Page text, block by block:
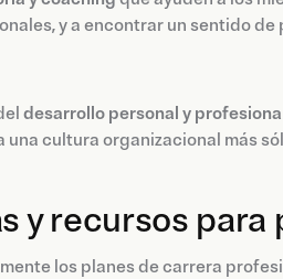
y a encontrar un sentido
desarrollo personal y
una cultura organizacional más
y recursos para
los planes de carrera